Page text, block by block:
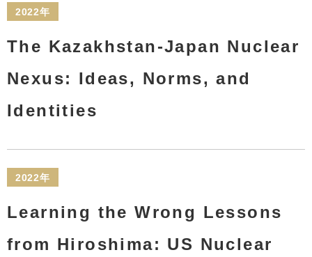
2022年
The Kazakhstan-Japan Nuclear
Nexus: Ideas, Norms, and
Identities
2022年
Learning the Wrong Lessons
from Hiroshima: US Nuclear